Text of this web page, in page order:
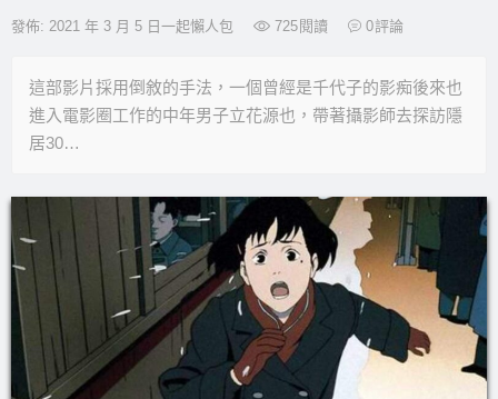
發佈: 2021 年 3 月 5 日一起懶人包 725 閱讀 0評論
這部影片採用倒敘的手法，一個曾經是千代子的影痴後來也
進入電影圈工作的中年男子立花源也，帶著攝影師去探訪隱
居30…